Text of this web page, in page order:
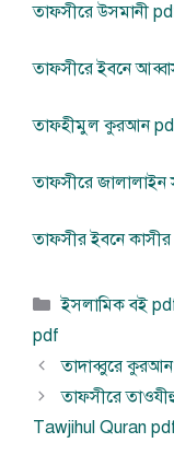
তাফসীরে উসমানী
তাফসীরে ইবনে
তাফহীমুল কুরআন
তাফসীরে
তাফসীর ইবনে
বিভাগ
ইসলামিক বই
pdf
তাদাব্বুরে
তাফসীরে
Tawjihul Quran